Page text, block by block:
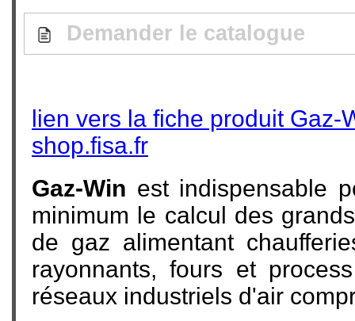
Demander le catalogue
lien vers la fiche produit Gaz-
shop.fisa.fr
Gaz-Win est indispensable
minimum le calcul des
de gaz alimentant
rayonnants, fours et
réseaux industriels d'air